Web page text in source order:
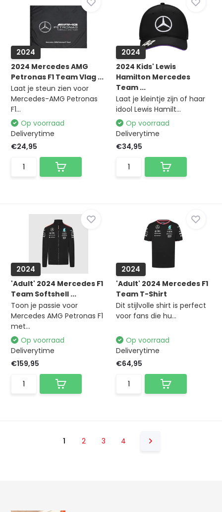
2024
2024 Mercedes AMG
Petronas F1 Team Vlag ...
Laat je steun zien voor
Mercedes-AMG Petronas
F1...
Op voorraad
Deliverytime
€24,95
2024
2024 Kids' Lewis
Hamilton Mercedes
Team ...
Laat je kleintje zijn of haar
idool Lewis Hamilt...
Op voorraad
Deliverytime
€34,95
2024
'Adult' 2024 Mercedes F1
Team Softshell ...
Toon je passie voor
Mercedes AMG Petronas F1
met...
Op voorraad
Deliverytime
€159,95
2024
'Adult' 2024 Mercedes F1
Team T-Shirt
Dit stijlvolle shirt is perfect
voor fans die hu...
Op voorraad
Deliverytime
€64,95
1 2 3 4